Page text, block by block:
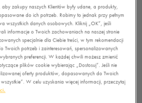
0 )
aby zakupy naszych Klientów były udane, a produkty,
do ich potrzeb. Robimy to jednak przy pełnym
wszystkich danych osobowych. Kliknij „OK”, jeśli
informacje o Twoich zachowaniach na naszej stronie
specjalnie dla Ciebie treści, w tym rekomendacji
Twoich potrzeb i zainteresowań, spersonalizowanych
preferencji. W każdej chwili możesz zmienić
plików cookie wybierając „Dostosuj”. Jeśli nie
oferty produktów, dopasowanych do Twoich
W celu uzyskania więcej informacji, przeczytaj